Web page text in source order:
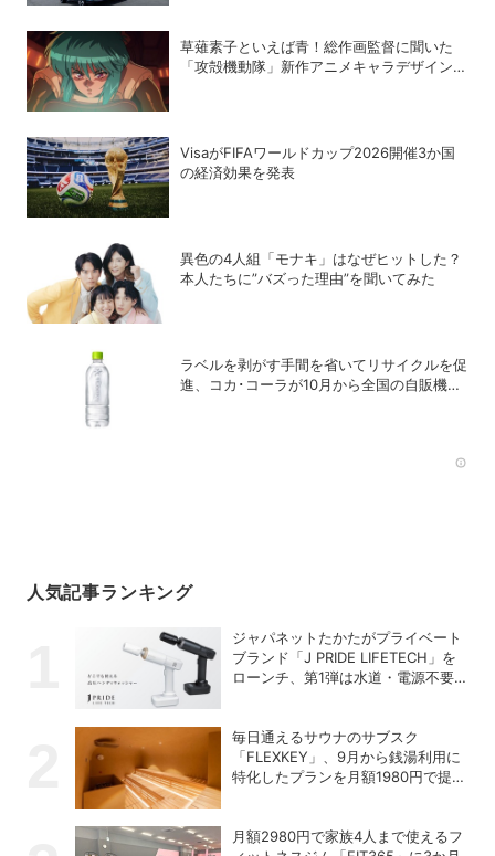
草薙素子といえば青！総作画監督に聞いた
「攻殻機動隊」新作アニメキャラデザインの
VisaがFIFAワールドカップ2026開催3か国
の経済効果を発表
異色の4人組「モナキ」はなぜヒットした？
本人たちに”バズった理由”を聞いてみた
ラベルを剥がす手間を省いてリサイクルを促
進、コカ･コーラが10月から全国の自販機で
人気記事ランキング
ジャパネットたかたがプライベート
ブランド「J PRIDE LIFETECH」を
ローンチ、第1弾は水道・電源不要
毎日通えるサウナのサブスク
「FLEXKEY」、9月から銭湯利用に
特化したプランを月額1980円で提供
月額2980円で家族4人まで使えるフ